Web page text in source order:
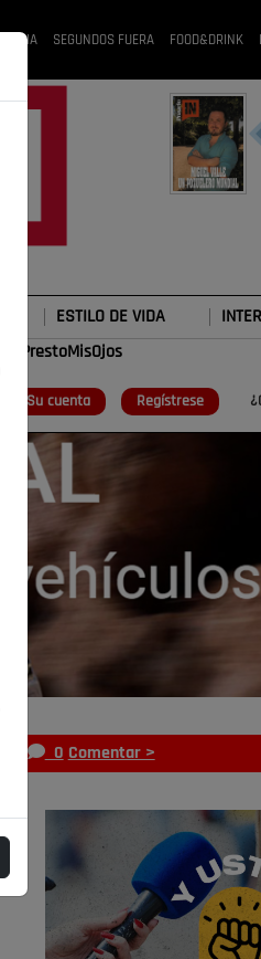
RUBIA SEGUNDOS FUERA FOOD&DRINK
ESTILO DE VIDA
#TePrestoMisOjos
Su cuenta Regístrese
0 Comentar >